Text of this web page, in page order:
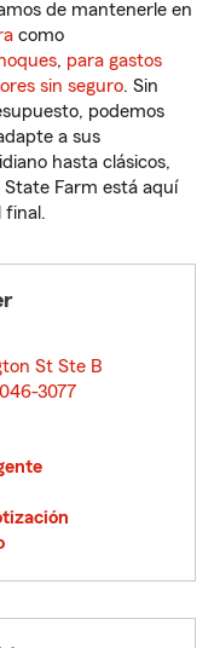
de mantenerle en
como
, para gastos
sin seguro. Sin
podemos
a sus
hasta clásicos,
Farm está aquí
final.
St Ste B
3077